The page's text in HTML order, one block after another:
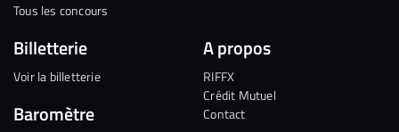
Tous les concours
Billetterie
Voir la billetterie
Baromètre
A propos
RIFFX
Crédit Mutuel
Contact